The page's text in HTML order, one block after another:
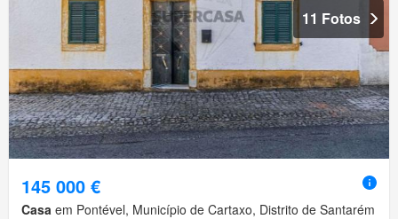
11 Fotos
145 000 €
Casa em Pontével, Município de Cartaxo, Distrito de Santarém